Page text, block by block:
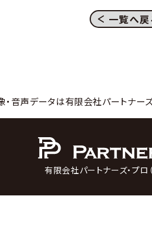
一覧へ戻
音声データは有限会社パートナー
有限会社パートナーズ・プ